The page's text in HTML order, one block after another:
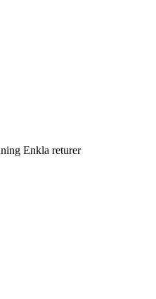
Enkla returer